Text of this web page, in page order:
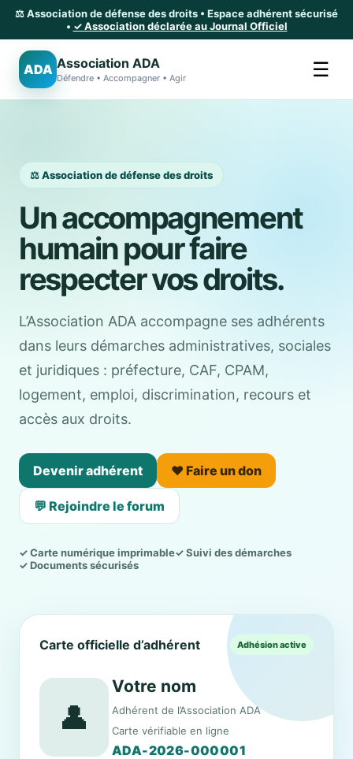
⚖️ Association de défense des droits • Espace adhérent sécurisé
• ✓ Association déclarée au Journal Officiel
ADA Association ADA
Défendre • Accompagner • Agir ☰
⚖️ Association de défense des droits
Un accompagnement
humain pour faire
respecter vos droits.
L’Association ADA accompagne ses adhérents
dans leurs démarches administratives, sociales
et juridiques : préfecture, CAF, CPAM,
logement, emploi, discrimination, recours et
accès aux droits.
Devenir adhérent ❤️ Faire un don
💬 Rejoindre le forum
✓ Carte numérique imprimable✓ Suivi des démarches
✓ Documents sécurisés
Carte officielle d’adhérent Adhésion active
👤
Votre nom
Adhérent de l’Association ADA
Carte vérifiable en ligne
ADA-2026-000001